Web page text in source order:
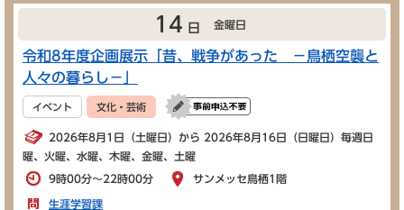
14 日 金曜日
令和8年度企画展示「昔、戦争があった －鳥栖空襲と
人々の暮らし－」
イベント 文化・芸術
2026年8月1日（土曜日）から 2026年8月16日（日曜日）毎週日
曜、火曜、水曜、木曜、金曜、土曜
9時00分～22時00分 サンメッセ鳥栖1階
生涯学習課